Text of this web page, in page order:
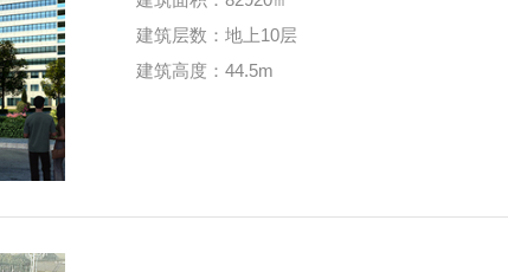
建筑层数：地上10层
建筑高度：44.5m